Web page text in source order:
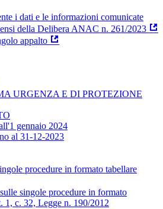
i dati e le informazioni comunicate
della Delibera ANAC n. 261/2023
appalto
URGENZA E DI PROTEZIONE
gennaio 2024
al 31-12-2023
procedure in formato tabellare
singole procedure in formato
1, c. 32, Legge n. 190/2012